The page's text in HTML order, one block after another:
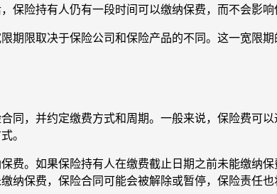
保险持有人仍有一段时间可以缴纳保费，而不会影响
期限取决于保险公司和保险产品的不同。这一宽限
同，并约定缴费方式和周期。一般来说，保险费可
。
费。如果保险持有人在缴费截止日期之前未能缴纳
纳保费，保险合同可能会被解除或暂停，保险责任也